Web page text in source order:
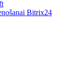
Bitrix24